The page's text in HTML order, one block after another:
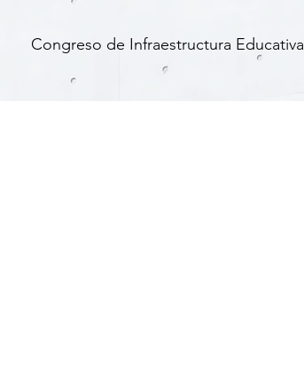
Congreso de Infraestructura Educativa